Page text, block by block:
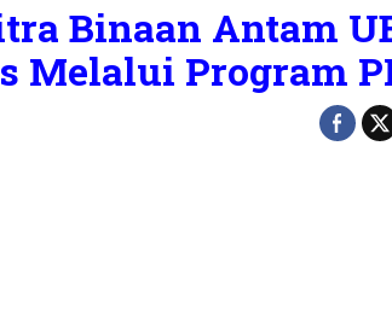
Binaan Antam
Melalui Program